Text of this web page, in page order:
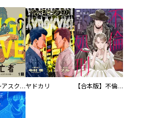
逃亡者～アスクレピオスの杖～ヤドカリ 【合本版】不倫処刑